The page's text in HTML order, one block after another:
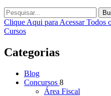
Clique Aqui para Acessar Todos
Cursos
Categorias
Blog
Concursos 8
Área Fiscal